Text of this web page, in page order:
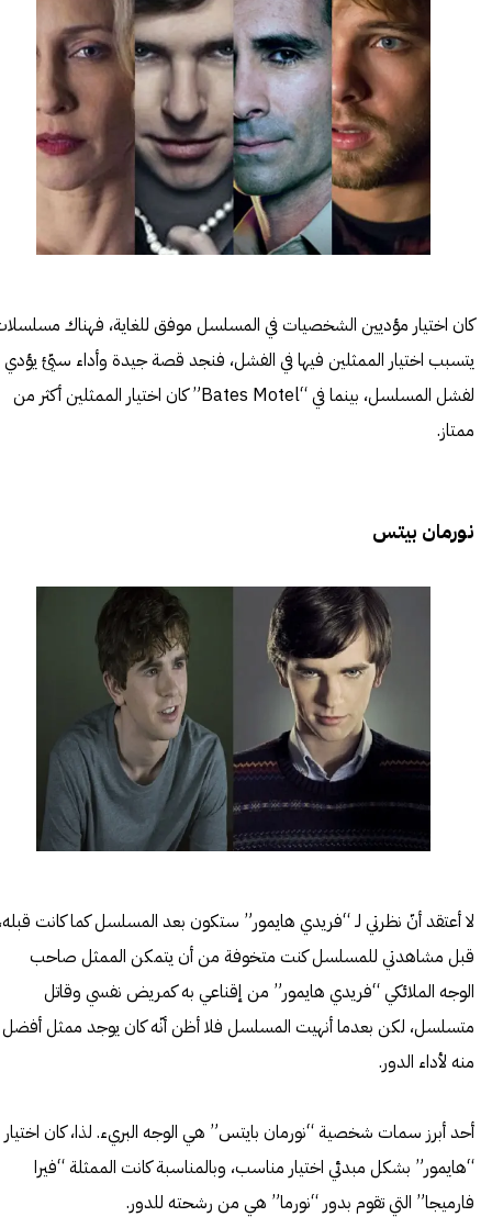
كان اختيار مؤديين الشخصيات في المسلسل موفق للغاية، فهناك
يتسبب اختيار الممثلين فيها في الفشل، فنجد قصة جيدة وأداء سيّئ يؤدي
لفشل المسلسل، بينما في “Bates Motel” كان اختيار الممثلين أكثر من
ممتاز.
نورمان بيتس
لا أعتقد أنّ نظرتي لـ “فريدي هايمور” ستكون بعد المسلسل كما كانت
قبل مشاهدتي للمسلسل كنت متخوفة من أن يتمكن الممثل صاحب
الوجه الملائكي “فريدي هايمور” من إقناعي به كمريض نفسي وقاتل
متسلسل، لكن بعدما أنهيت المسلسل فلا أظن أنّه كان يوجد ممثل أفضل
منه لأداء الدور.
أحد أبرز سمات شخصية “نورمان بايتس” هي الوجه البريء. لذا، كان اختيار
“هايمور” بشكل مبدئي اختيار مناسب، وبالمناسبة كانت الممثلة “فيرا
فارميجا” التي تقوم بدور “نورما” هي من رشحته للدور.